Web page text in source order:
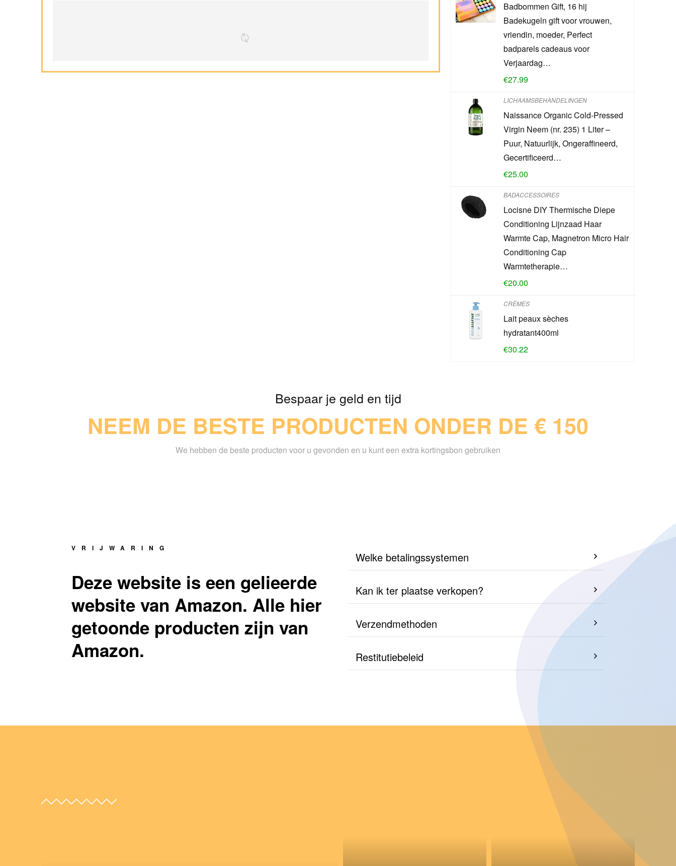
Badbommen Gift, 16 hij
Badekugeln gift voor vrouwen,
vriendin, moeder, Perfect
badparels cadeaus voor
Verjaardag…
€27.99
LICHAAMSBEHANDELINGEN
Naissance Organic Cold-Pressed
Virgin Neem (nr. 235) 1 Liter –
Puur, Natuurlijk, Ongeraffineerd,
Gecertificeerd…
€25.00
BADACCESSOIRES
Locisne DIY Thermische Diepe
Conditioning Lijnzaad Haar
Warmte Cap, Magnetron Micro Hair
Conditioning Cap
Warmtetherapie…
€20.00
CRÈMES
Lait peaux sèches
hydratant400ml
€30.22
Bespaar je geld en tijd
NEEM DE BESTE PRODUCTEN ONDER DE € 150
We hebben de beste producten voor u gevonden en u kunt een extra kortingsbon gebruiken
VRIJWARING
Deze website is een gelieerde
website van Amazon. Alle hier
getoonde producten zijn van
Amazon.
Welke betalingssystemen
Kan ik ter plaatse verkopen?
Verzendmethoden
Restitutiebeleid